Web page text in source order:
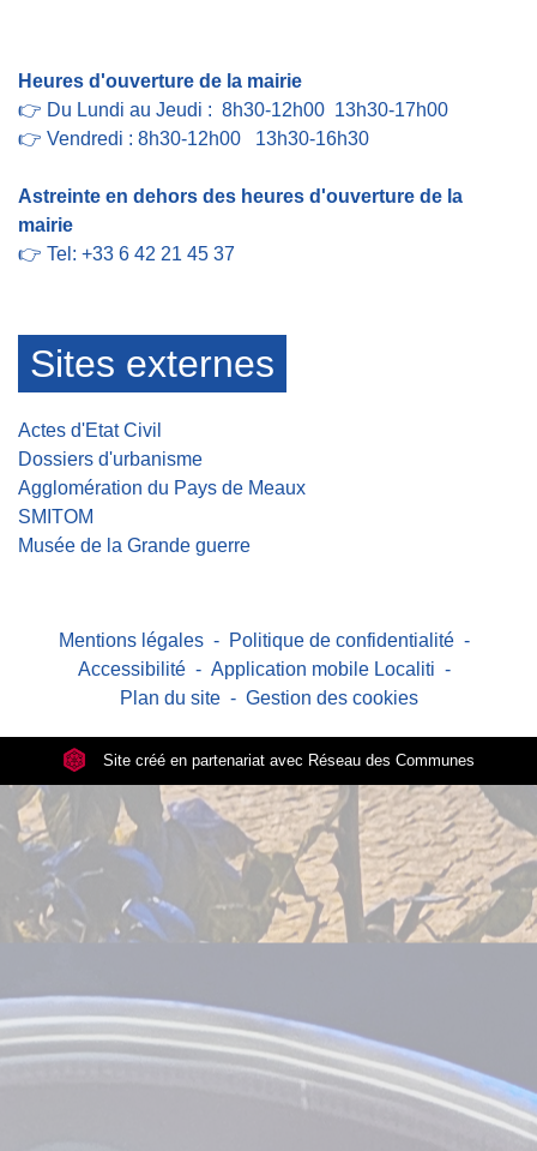
Heures d'ouverture de la mairie
👉 Du Lundi au Jeudi : 8h30-12h00 13h30-17h00
👉 Vendredi : 8h30-12h00 13h30-16h30
Astreinte en dehors des heures d'ouverture de la
mairie
👉 Tel: +33 6 42 21 45 37
Sites externes
Actes d'Etat Civil
Dossiers d'urbanisme
Agglomération du Pays de Meaux
SMITOM
Musée de la Grande guerre
Mentions légales - Politique de confidentialité -
Accessibilité - Application mobile Localiti -
Plan du site - Gestion des cookies
Site créé en partenariat avec Réseau des Communes